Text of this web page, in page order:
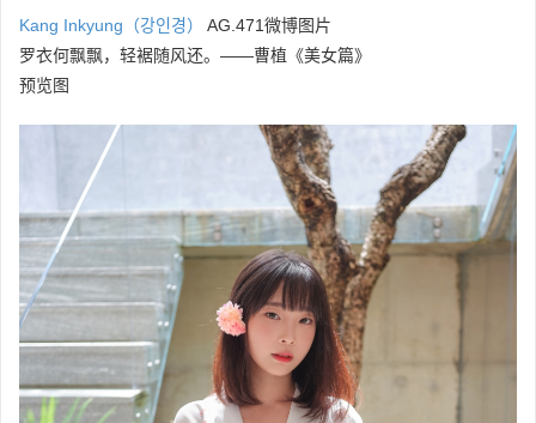
Kang Inkyung（강인경）
AG.471微博图片
罗衣何飘飘，轻裾随风还。——曹植《美女篇》
预览图